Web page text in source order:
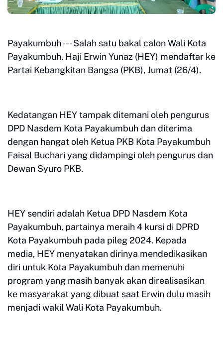
Payakumbuh --- Salah satu bakal calon Wali Kota
Payakumbuh, Haji Erwin Yunaz (HEY) mendaftar ke
Partai Kebangkitan Bangsa (PKB), Jumat (26/4).
Kedatangan HEY tampak ditemani oleh pengurus
DPD Nasdem Kota Payakumbuh dan diterima
dengan hangat oleh Ketua PKB Kota Payakumbuh
Faisal Buchari yang didampingi oleh pengurus dan
Dewan Syuro PKB.
HEY sendiri adalah Ketua DPD Nasdem Kota
Payakumbuh, partainya meraih 4 kursi di DPRD
Kota Payakumbuh pada pileg 2024. Kepada
media, HEY menyatakan dirinya mendedikasikan
diri untuk Kota Payakumbuh dan memenuhi
program yang masih banyak akan direalisasikan
ke masyarakat yang dibuat saat Erwin dulu masih
menjadi wakil Wali Kota Payakumbuh.